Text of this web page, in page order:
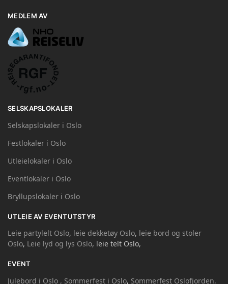
MEDLEM AV
SELSKAPSLOKALER
Selskapslokaler i Oslo
Festlokaler i Oslo
Utleielokaler i Oslo
Eventlokaler i Oslo
Bryllupslokaler i Oslo
UTLEIE AV EVENTUTSTYR
Leie partylelt Oslo, leie dekketøy Oslo, leie bord og stoler
Oslo, Leie lyd og lys Oslo, leie telt Oslo,
EVENT
Julebord i Oslo , Sommerfest i Oslo, Sommerfest Oslofjorden,